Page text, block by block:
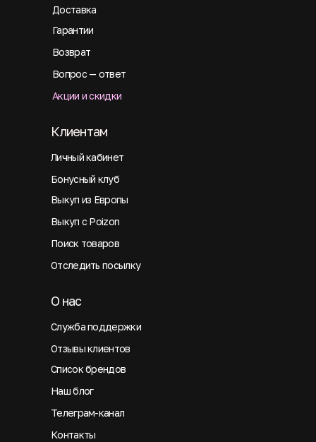
Доставка
Гарантии
Возврат
Вопрос — ответ
Акции и скидки
Личный кабинет
Клиентам
Бонусный клуб
Выкуп из Европы
Выкуп с Poizon
Поиск товаров
Отследить посылку
Служба поддержки
О нас
Отзывы клиентов
Список брендов
Наш блог
Телеграм-канал
Контакты